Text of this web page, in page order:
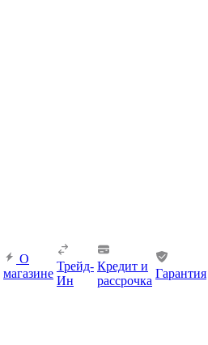
О
магазине
Трейд-
Ин
Кредит и
рассрочка
Гарантия